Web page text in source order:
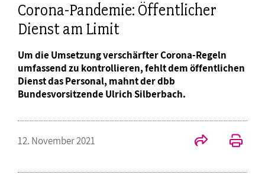
Corona-Pandemie: Öffentlicher
Dienst am Limit
Um die Umsetzung verschärfter Corona-Regeln
umfassend zu kontrollieren, fehlt dem öffentlichen
Dienst das Personal, mahnt der dbb
Bundesvorsitzende Ulrich Silberbach.
12. November 2021